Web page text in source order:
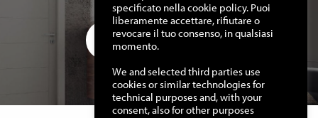
CLICCA QUI
specificato nella cookie policy. Puoi
liberamente accettare, rifiutare o
revocare il tuo consenso, in qualsiasi
momento.
We and selected third parties use
cookies or similar technologies for
technical purposes and, with your
consent, also for other purposes